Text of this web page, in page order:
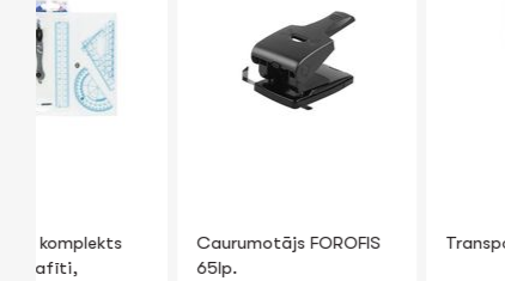
Caurumotājs FOROFIS
Transportieris 180°